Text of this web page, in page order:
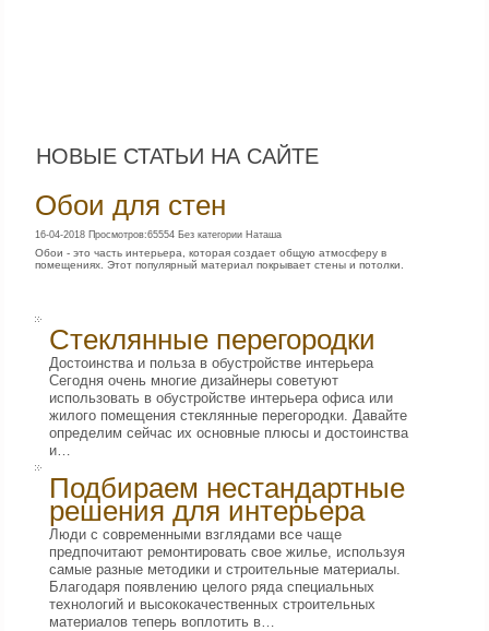
НОВЫЕ СТАТЬИ НА САЙТЕ
Обои для стен
16-04-2018 Просмотров:65554 Без категории Наташа
Обои - это часть интерьера, которая создает общую атмосферу в
помещениях. Этот популярный материал покрывает стены и потолки.
Стеклянные перегородки
Достоинства и польза в обустройстве интерьера
Сегодня очень многие дизайнеры советуют
использовать в обустройстве интерьера офиса или
жилого помещения стеклянные перегородки. Давайте
определим сейчас их основные плюсы и достоинства
и…
Подбираем нестандартные
решения для интерьера
Люди с современными взглядами все чаще
предпочитают ремонтировать свое жилье, используя
самые разные методики и строительные материалы.
Благодаря появлению целого ряда специальных
технологий и высококачественных строительных
материалов теперь воплотить в…